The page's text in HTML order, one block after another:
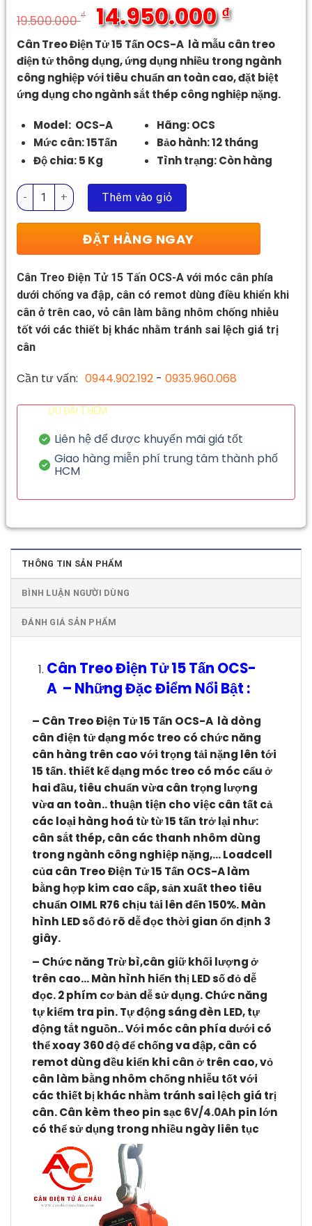
19.500.000₫
Giá
gốc
là:
19.500.000 ₫.
14.950.000₫
Giá
hiện
tại
là:
14.950.000 ₫.
Cân Treo Điện Tử 15 Tấn OCS-A là mẫu cân treo
điện tử thông dụng, ứng dụng nhiều trong ngành
công nghiệp với tiêu chuẩn an toàn cao, đặt biệt
ứng dụng cho ngành sắt thép công nghiệp nặng.
Model: OCS-A
Mức cân: 15Tấn
Độ chia: 5 Kg
Hãng: OCS
Bảo hành: 12 tháng
Tình trạng: Còn hàng
Cân Treo Điện Tử 15 Tấn OCS-A số lượng
Thêm vào giỏ
ĐẶT HÀNG NGAY
Cân Treo Điện Tử 15 Tấn OCS-A với móc cân phía
dưới chống va đập, cân có remot dùng điều khiển khi
cân ở trên cao, vỏ cân làm bằng nhôm chống nhiễu
tốt với các thiết bị khác nhằm tránh sai lệch giá trị
cân
Cần tư vấn: 0944.902.192 - 0935.960.068
ƯU ĐÃI THÊM
Liên hệ để được khuyến mãi giá tốt
Giao hàng miễn phí trung tâm thành phố
HCM
THÔNG TIN SẢN PHẨM
BÌNH LUẬN NGƯỜI DÙNG
ĐÁNH GIÁ SẢN PHẨM
Cân Treo Điện Tử 15 Tấn OCS-
A – Những Đặc Điểm Nổi Bật :
– Cân Treo Điện Tử 15 Tấn OCS-A là dòng
cân điện tử dạng móc treo có chức năng
cân hàng trên cao với trọng tải nặng lên tới
15 tấn. thiết kế dạng móc treo có móc cẩu ở
hai đầu, tiêu chuẩn vừa cân trọng lượng
vừa an toàn.. thuận tiện cho việc cân tất cả
các loại hàng hoá từ từ 15 tấn trở lại như:
cân sắt thép, cân các thanh nhôm dùng
trong ngành công nghiệp nặng,… Loadcell
của cân Treo Điện Tử15 Tấn OCS-Alàm
bằng hợp kim cao cấp, sản xuất theo tiêu
chuẩn OIML R76 chịu tải lên đến 150%. Màn
hình LED số đỏ rõ dễ đọc thời gian ổn định 3
giây.
– Chức năng Trừ bì,cân giữ khối lượng ở
trên cao… Màn hình hiển thị LED số đỏ dễ
đọc. 2 phím cơ bản dễ sử dụng. Chức năng
tự kiểm tra pin. Tự động sáng đèn LED, tự
động tắt nguồn.. Với móc cân phía dưới có
thể xoay 360 độ để chống va đập, cân có
remot dùng đều kiển khi cân ở trên cao, vỏ
cân làm bằng nhôm chống nhiễu tốt với
các thiết bị khác nhằm tránh sai lệch giá trị
cân. Cân kèm theo pin sạc6V/4.0Ah pin lớn
có thể sử dụng trong nhiều ngày liên tục